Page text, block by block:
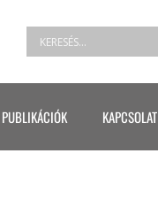
PUBLIKÁCIÓK KAPCSOLAT